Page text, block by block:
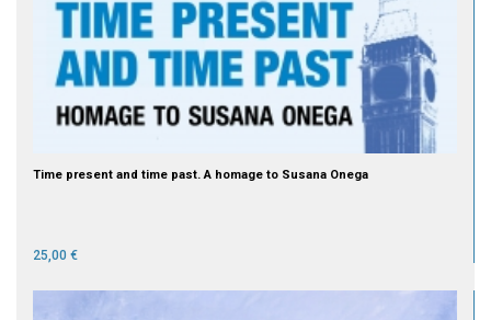
Time present and time past. A homage to Susana Onega
25,00 €